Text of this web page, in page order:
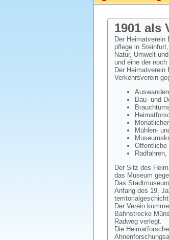
1901 als
Der Heimatverein
pflege in
Natur, Umwelt
und eine der
Der Heimatverein
Verkehrsverein
Bau- und
Mühlen-
Öffentliche
Der Sitz des
das Museum
Das
Anfang des 19.
Der Verein
Bahnstrecke
Radweg verlegt.
Die